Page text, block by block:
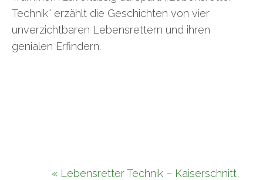
Technik“ erzählt die Geschichten von vier
unverzichtbaren Lebensrettern und ihren
genialen Erfindern.
« Lebensretter Technik – Kaiserschnitt,